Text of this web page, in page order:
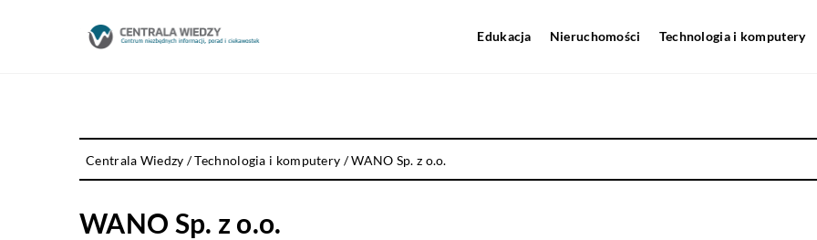
Edukacja Nieruchomości Technologia i komputery
Centrala Wiedzy /Technologia i komputery /WANO Sp. z o.o.
WANO Sp. z o.o.